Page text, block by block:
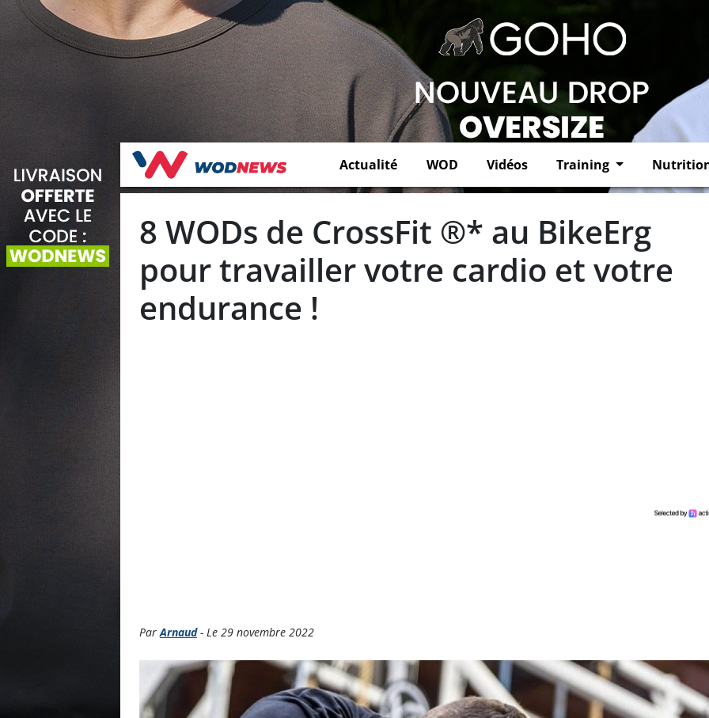
Actualité WOD Vidéos Training
8 WODs de CrossFit ®* au BikeErg
pour travailler votre cardio et votre
endurance !
ParArnaud- Le 29 novembre 2022